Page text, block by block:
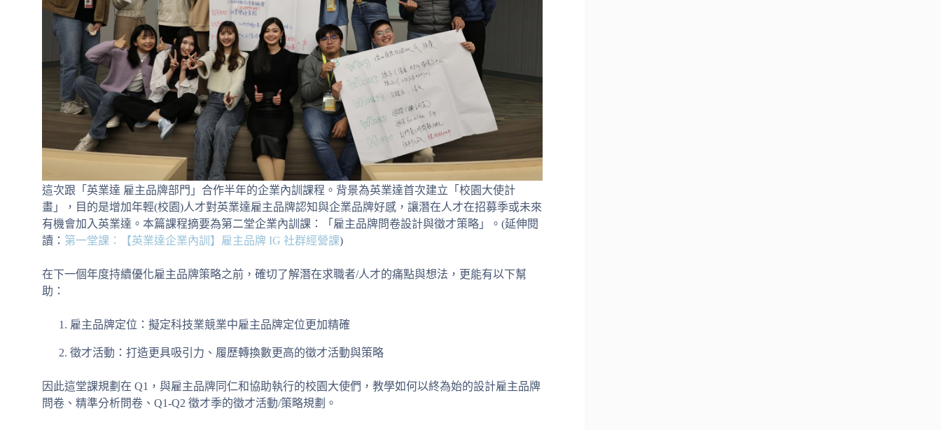
這次跟「英業達 雇主品牌部門」合作半年的企業內訓課程。背景為英業達首次建立「校園大使計
畫」，目的是增加年輕(校園)人才對英業達雇主品牌認知與企業品牌好感，讓潛在人才在招募季或未來
有機會加入英業達。本篇課程摘要為第二堂企業內訓課：「雇主品牌問卷設計與徵才策略」。(延伸閱
讀： 第一堂課：【英業達企業內訓】雇主品牌 IG 社群經營課)
在下一個年度持續優化雇主品牌策略之前，確切了解潛在求職者/人才的痛點與想法，更能有以下幫
助：
雇主品牌定位：擬定科技業競業中雇主品牌定位更加精確
徵才活動：打造更具吸引力、履歷轉換數更高的徵才活動與策略
因此這堂課規劃在 Q1，與雇主品牌同仁和協助執行的校園大使們，教學如何以終為始的設計雇主品牌
問卷、精準分析問卷、Q1-Q2 徵才季的徵才活動/策略規劃。